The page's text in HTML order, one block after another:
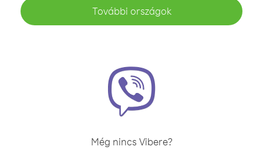
További országok
Még nincs Vibere?